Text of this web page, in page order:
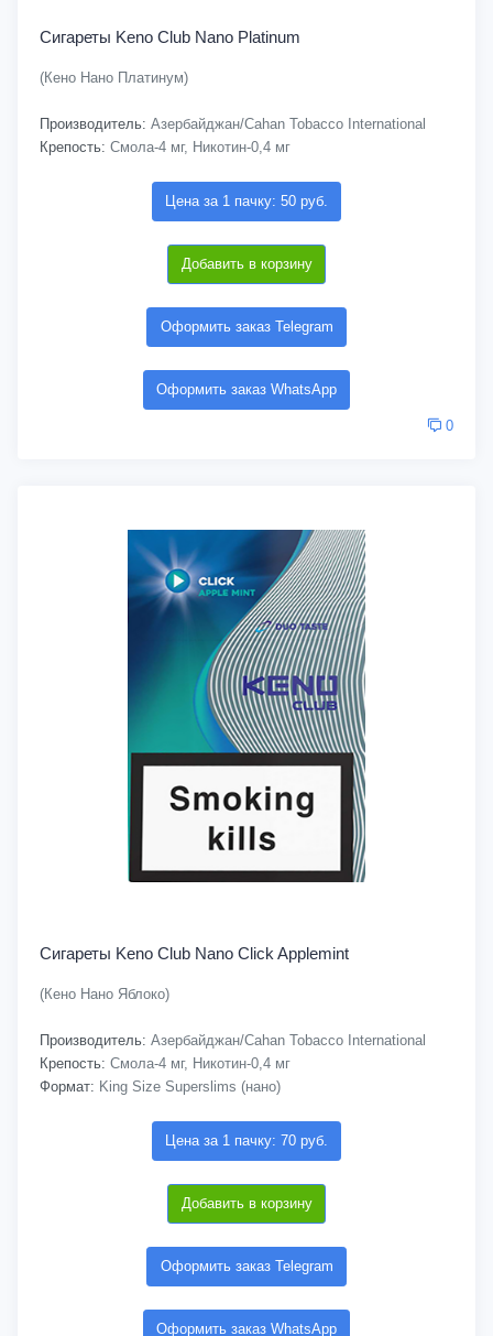
Сигареты Keno Club Nano Platinum
(Кено Нано Платинум)
Производитель: Азербайджан/Cahan Tobacco International
Крепость: Смола-4 мг, Никотин-0,4 мг
Цена за 1 пачку: 50 руб.
Добавить в корзину
Оформить заказ Telegram
Оформить заказ WhatsApp
0
Сигареты Keno Club Nano Click Applemint
(Кено Нано Яблоко)
Производитель: Азербайджан/Cahan Tobacco International
Крепость: Смола-4 мг, Никотин-0,4 мг
Формат: King Size Superslims (нано)
Цена за 1 пачку: 70 руб.
Добавить в корзину
Оформить заказ Telegram
Оформить заказ WhatsApp